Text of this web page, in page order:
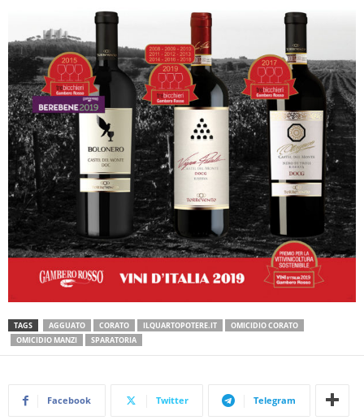
TAGS AGGUATO CORATO ILQUARTOPOTERE.IT
OMICIDIO CORATO
OMICIDIO MANZI
SPARATORIA
Facebook Twitter Telegram